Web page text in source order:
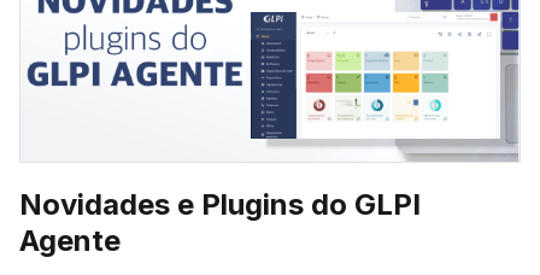
Novidades e Plugins do GLPI
Agente